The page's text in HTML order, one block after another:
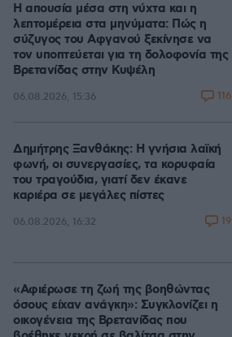
Η απουσία μέσα στη νύχτα και η
λεπτομέρεια στα μηνύματα: Πώς η
σύζυγος του Αφγανού ξεκίνησε να
τον υποπτεύεται για τη δολοφονία της
Βρετανίδας στην Κυψέλη
06.08.2026, 15:36 116
Δημήτρης Ξανθάκης: Η γνήσια λαϊκή
φωνή, οι συνεργασίες, τα κορυφαία
του τραγούδια, γιατί δεν έκανε
καριέρα σε μεγάλες πίστες
06.08.2026, 16:32 19
«Αφιέρωσε τη ζωή της βοηθώντας
όσους είχαν ανάγκη»: Συγκλονίζει η
οικογένεια της Βρετανίδας που